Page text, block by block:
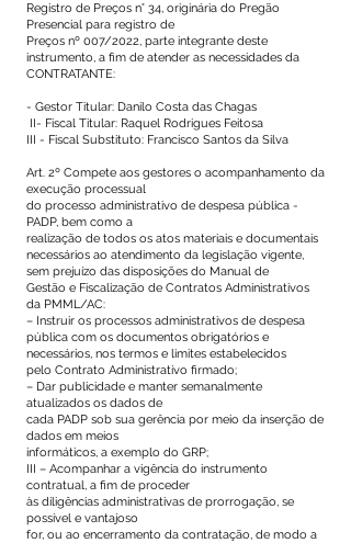
Registro de Preços n° 34, originária do Pregão
Presencial para registro de
Preços nº 007/2022, parte integrante deste
instrumento, a fim de atender as necessidades da
CONTRATANTE:
- Gestor Titular: Danilo Costa das Chagas
II- Fiscal Titular: Raquel Rodrigues Feitosa
III - Fiscal Substituto: Francisco Santos da Silva
Art. 2º Compete aos gestores o acompanhamento da
execução processual
do processo administrativo de despesa pública -
PADP, bem como a
realização de todos os atos materiais e documentais
necessários ao atendimento da legislação vigente,
sem prejuízo das disposições do Manual de
Gestão e Fiscalização de Contratos Administrativos
da PMML/AC:
– Instruir os processos administrativos de despesa
pública com os documentos obrigatórios e
necessários, nos termos e limites estabelecidos
pelo Contrato Administrativo firmado;
– Dar publicidade e manter semanalmente
atualizados os dados de
cada PADP sob sua gerência por meio da inserção de
dados em meios
informáticos, a exemplo do GRP;
III – Acompanhar a vigência do instrumento
contratual, a fim de proceder
às diligências administrativas de prorrogação, se
possível e vantajoso
for, ou ao encerramento da contratação, de modo a